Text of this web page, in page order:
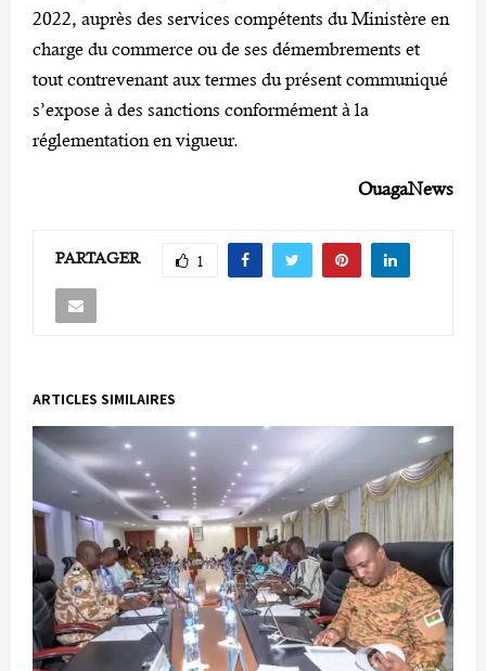
2022, auprès des services compétents du Ministère en
charge du commerce ou de ses démembrements et
tout contrevenant aux termes du présent communiqué
s’expose à des sanctions conformément à la
réglementation en vigueur.
OuagaNews
PARTAGER 1
ARTICLES SIMILAIRES